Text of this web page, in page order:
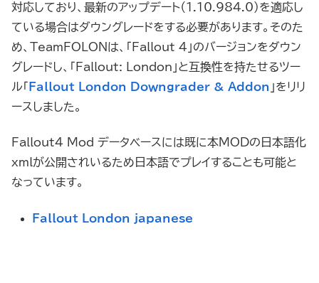
対応しており、最新のアップデート（1.10.984.0）を適応し
ている場合はダウングレードをする必要があります。そのた
め、TeamFOLONは、「Fallout 4」のバージョンをダウン
グレードし、「Fallout: London」と互換性を持たせるツー
ル「
Fallout London Downgrader & Addon 」をリリ
ースしました。
Fallout4 Mod データベースには既に本MODの日本語化
xmlが公開されいるため日本語でプレイすることも可能と
なっています。
Fallout London_japanese